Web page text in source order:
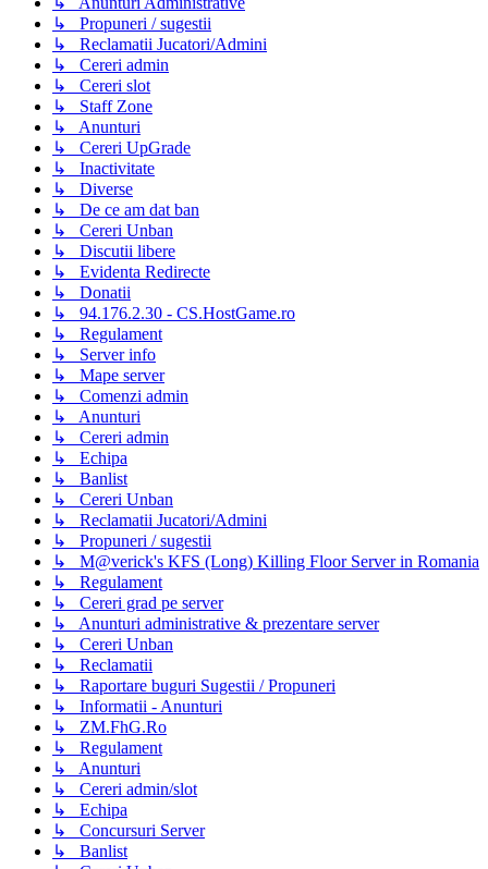
↳ Propuneri / sugestii
↳ Reclamatii Jucatori/Admini
↳ Cereri admin
↳ Cereri slot
↳ Staff Zone
↳ Anunturi
↳ Cereri UpGrade
↳ Inactivitate
↳ Diverse
↳ De ce am dat ban
↳ Cereri Unban
↳ Discutii libere
↳ Evidenta Redirecte
↳ Donatii
↳ 94.176.2.30 - CS.HostGame.ro
↳ Regulament
↳ Server info
↳ Mape server
↳ Comenzi admin
↳ Anunturi
↳ Cereri admin
↳ Echipa
↳ Banlist
↳ Cereri Unban
↳ Reclamatii Jucatori/Admini
↳ Propuneri / sugestii
↳ M@verick's KFS (Long) Killing Floor Server in Romania
↳ Regulament
↳ Cereri grad pe server
↳ Anunturi administrative & prezentare server
↳ Cereri Unban
↳ Reclamatii
↳ Raportare buguri Sugestii / Propuneri
↳ Informatii - Anunturi
↳ ZM.FhG.Ro
↳ Regulament
↳ Anunturi
↳ Cereri admin/slot
↳ Echipa
↳ Concursuri Server
↳ Banlist